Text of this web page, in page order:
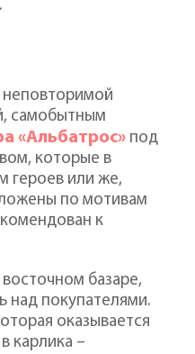
неповторимой
самобытным
«Альбатрос» под
которые в
героев или же,
по мотивам
к
базаре,
над покупателями.
оказывается
карлика –